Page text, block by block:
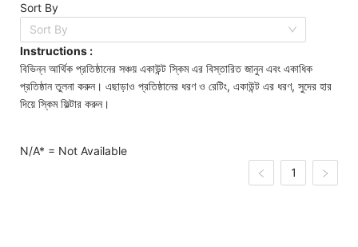
Sort By
Sort By
Instructions :
বিভিন্ন আর্থিক প্রতিষ্ঠানের সঞ্চয় একাউন্ট স্কিম এর বিস্তারিত জানুন এবং একাধিক
প্রতিষ্ঠান তুলনা করুন। এছাড়াও প্রতিষ্ঠানের ধরণ ও রেটিং, একাউন্ট এর ধরণ, সুদের হার
দিয়ে স্কিম ফিল্টার করুন।
N/A* = Not Available
1